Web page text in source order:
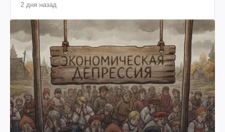
раненых (фото, видео)
2 дня назад